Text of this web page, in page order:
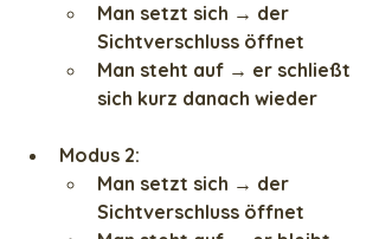
Man setzt sich → der
Sichtverschluss öffnet
Man steht auf → er schließt
sich kurz danach wieder
Modus 2:
Man setzt sich → der
Sichtverschluss öffnet